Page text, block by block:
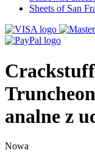
Sheets of San
analne z
Nowa